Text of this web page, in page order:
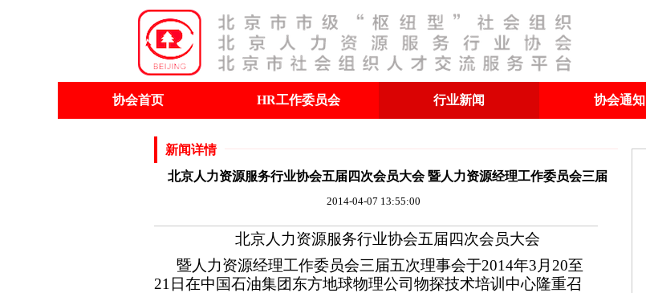
协会首页 HR工作委员会 行业新闻 协会通知
新闻详情
北京人力资源服务行业协会五届四次会员大会 暨人力资源经理工作委员会三届
2014-04-07 13:55:00
北京人力资源服务行业协会五届四次会员大会
暨人力资源经理工作委员会三届五次理事会于2014年3月20至
21日在中国石油集团东方地球物理公司物探技术培训中心隆重召